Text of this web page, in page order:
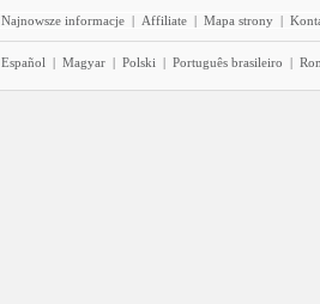
Najnowsze informacje | Affiliate | Mapa strony |
Español | Magyar | Polski | Português brasileiro |